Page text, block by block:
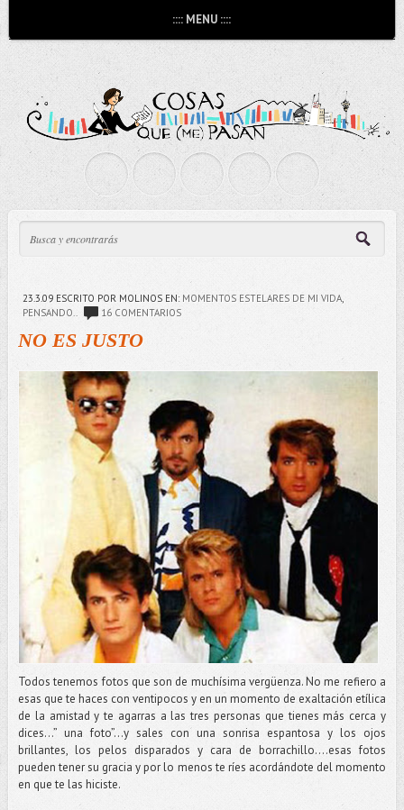
:::: MENU ::::
23.3.09ESCRITO POR MOLINOS EN: MOMENTOS ESTELARES DE MI VIDA,
PENSANDO..
16 COMENTARIOS
NO ES JUSTO
Todos tenemos fotos que son de muchísima vergüenza. No me refiero a
esas que te haces con ventipocos y en un momento de exaltación etílica
de la amistad y te agarras a las tres personas que tienes más cerca y
dices…” una foto”…y sales con una sonrisa espantosa y los ojos
brillantes, los pelos disparados y cara de borrachillo….esas fotos
pueden tener su gracia y por lo menos te ríes acordándote del momento
en que te las hiciste.